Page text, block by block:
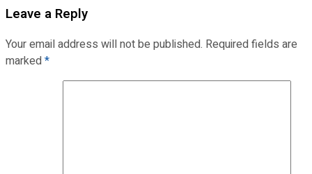
Leave a Reply
Your email address will not be published. Required fields are
marked*